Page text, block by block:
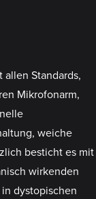
allen Standards,
Mikrofonarm,
weiche
besticht es mit
wirkenden
dystopischen